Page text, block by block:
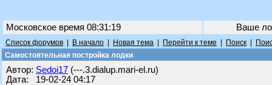
Московское время 08:31:19 Ваше
Список форумов В начало Новая тема Перейти к теме Поиск
Самостоятельная постройка лодки
Автор: Sedoi17 (---.3.dialup.mari-el.ru)
Дата: 19-02-24 04:17